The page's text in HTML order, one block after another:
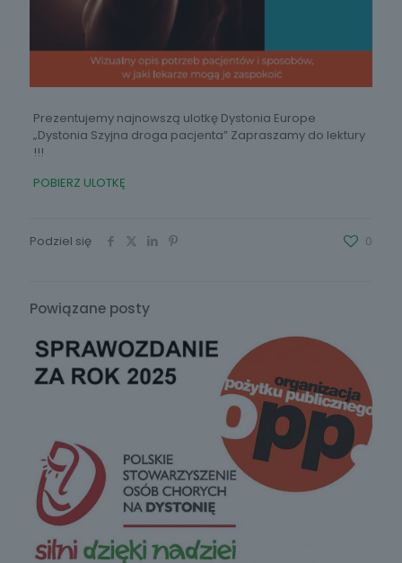
Prezentujemy najnowszą ulotkę Dystonia Europe
„Dystonia Szyjna droga pacjenta” Zapraszamy do lektury
!!!
POBIERZ ULOTKĘ
Podziel się 0
Powiązane posty